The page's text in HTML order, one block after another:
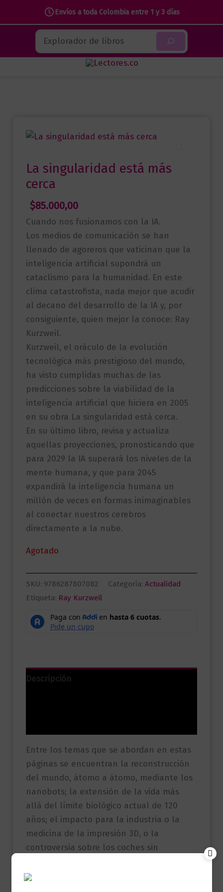
Envíos a toda Colombia entre 1 y 3 días
contenido
Buscar
La singularidad está más
cerca
$85.000,00
Cuando nos fusionamos con la IA.
Los medios de comunicación se han
llenado de agoreros que vaticinan que la
inteligencia artificial supondrá un
cataclismo para la humanidad. En este
clima catastrofista, nada mejor que acudir
al decano del desarrollo de la IA y, por
consiguiente, quien mejor la conoce: Ray
Kurzweil.
Kurzweil, el oráculo de la evolución
tecnológica más prestigioso del mundo,
ha visto cumplidas muchas de las
predicciones sobre la viabilidad de la
inteligencia artificial que hiciera en 2005
en su obra La singularidad está cerca.
En su último libro, revisa y actualiza
aquellas proyecciones, pronosticando que
para 2029 la IA superará los niveles de la
mente humana, y que para 2045
expandirá la inteligencia humana un
millón de veces en formas inimaginables
al conectar nuestros cerebros
directamente a la nube.
Agotado
SKU: 9786287807082 Categoría: Actualidad
Etiqueta: Ray Kurzweil
Descripción
Entre los temas que se abordan en estas
páginas se encuentran la reconstrucción
del mundo, átomo a átomo, mediante los
nanobots; la extensión de la vida más
allá del límite biológico actual de 120
años; el impacto para la industria o la
medicina de la impresión 3D, o la
controversia sobre los coches sin
de interés.